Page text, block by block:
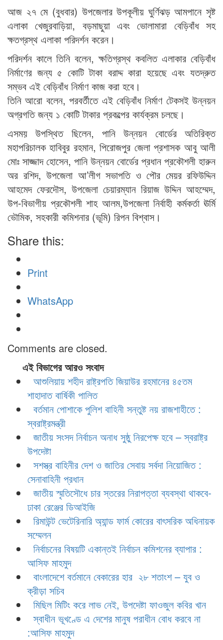
আজ ২৭ মে (বুধবার) উপজেলার উপকূলীয় ঘুর্ণিঝড় আমপানে সৃষ্ট
এলাকা খেজুরবাড়িয়া, বড়মাছুয়া এবং ভোলামারা বেড়িবাঁধ সহ
ক্ষতগ্রস্থ এলাকা পরিদর্শন করেন।
পরিদর্শন কালে তিনি বলেন, ক্ষতিগ্রস্থ কবলিত এলাকার বেড়িবাঁধ
নির্মাণের জন্য ৫ কোটি টাকা বরাদ্দ কারা হয়েছে এবং যতদ্রুত
সম্ভব এই বেড়িবাঁধ নির্মাণ কাজ করা হবে।
তিনি আরো বলেন, পরবর্তীতে এই বেড়িবাঁধ নির্মাণ টেকসই উন্নয়ন
অগ্রগতি জন্য ১ কোটি টাকার প্রকল্পের কার্যক্রম চলছে।
এসময় উপস্থিত ছিলেন, পানি উন্নয়ন বোর্ডের অতিরিক্ত
মহাপরিচালক হাবিবুর রহমান, পিরোজপুর জেলা প্রশাসক আবু আলী
মোঃ সাজ্জাদ হোসেন, পানি উন্নয়ন বোর্ডের প্রধান প্রকৌশলী হারুন
অর রশিদ, উপজেলা আ’লীগ সভাপতি ও পৌর মেয়র রফিউদ্দিন
আহমেদ ফেরদৌস, উপজেলা চেয়ারম্যান রিয়াজ উদ্দিন আহম্মেদ,
উপ-বিভাগীয় প্রকৌশলী শাহ আলম,উপজেলা নির্বাহী কর্মকর্তা ঊর্মি
ভৌমিক, সহকারী কমিশনার (ভূমি) রিপন বিশ্বাস।
Share this:
Print
WhatsApp
Comments are closed.
এই বিভাগের আরও সংবাদ
আশুলিয়ায় শহীদ রাষ্ট্রপতি জিয়াউর রহমানের ৪৫তম
শাহাদাত বার্ষিকী পালিত
বর্তমান পোশাকে পুলিশ বাহিনী সন্তুষ্ট নয় রাজশাহীতে :
স্বরাষ্ট্রমন্ত্রী
জাতীয় সংসদ নির্বাচন অনাধ সুষ্ঠু নিরপেক্ষ হবে – স্বরাষ্ট্র
উপদেষ্টা
সশস্ত্র বাহিনীর দেশ ও জাতির সেবায় সর্বদা নিয়োজিত :
সেনাবাহিনী প্রধান
জাতীয় স্মৃতিসৌধে চার স্তরের নিরাপত্তা ব্যবস্থা থাকবে-
ঢাকা রেঞ্জের ডিআইজি
রিমাউন্ট ভেটেরিনারি অ্যান্ড ফার্ম কোরের বাৎসরিক অধিনায়ক
সম্মেলন
নির্বাচনের বিষয়টি একান্তই নির্বাচন কমিশনের ব্যাপার :
আসিফ মাহমুদ
বাংলাদেশে বর্তমানে বেকারের হার ২৮ শতাংশ – যুব ও
ক্রীড়া সচিব
মিছিল মিটিং করে লাভ নেই, উপদেষ্টা ফাওজুল কবির খান
স্বাধীন ভূখণ্ডে এ দেশের মানুষ পরাধীন বোধ করবে না
:আসিফ মাহমুদ